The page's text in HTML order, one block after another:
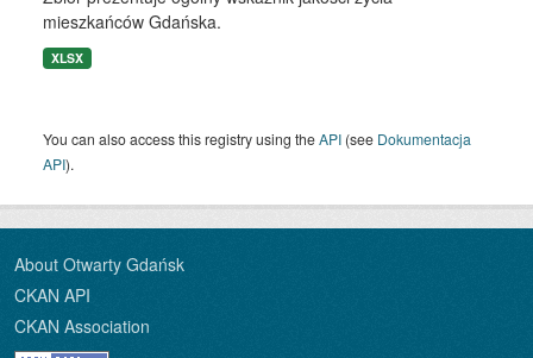
mieszkańców Gdańska.
XLSX
You can also access this registry using theAPI (see Dokumentacja
API).
About Otwarty Gdańsk
CKAN API
CKAN Association